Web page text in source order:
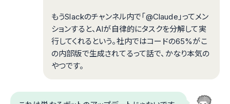
もうSlackのチャンネル内で「@Claude」ってメン
ションすると、AIが自律的にタスクを分解して実
行してくれるという。社内ではコードの65%がこ
の内部版で生成されてるって話で、かなり本気の
やつです。